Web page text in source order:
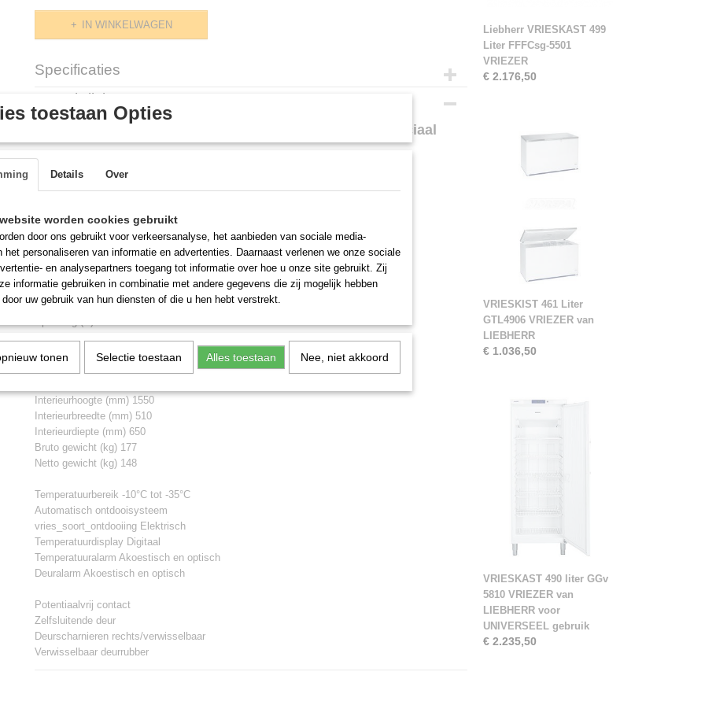
IN WINKELWAGEN
Specificaties
Productcode
Omschrijving
VRIESKAST BGPV6520 VRIEZER van LIEBHERR speciaal
voor de BAKKERIJ
Model BGPV6520
Kleur deur Wit
Materiaal interieur Chroomnikkelstaal
Energieverbruik per jaar (kWh) 2007
Energiekosten per jaar (€) 442
Bruto inhoud totaal (liter) 601
Netto inhoud totaal (liter) 601
Hoogte (mm) 2150
Interieurhoogte (mm) 1550
Interieurbreedte (mm) 510
Interieurdiepte (mm) 650
Bruto gewicht (kg) 177
Netto gewicht (kg) 148
Temperatuurbereik -10°C tot -35°C
Automatisch ontdooisysteem
vries_soort_ontdooiing Elektrisch
Temperatuurdisplay Digitaal
Temperatuuralarm Akoestisch en optisch
Deuralarm Akoestisch en optisch
Potentiaalvrij contact
Zelfsluitende deur
Deurscharnieren rechts/verwisselbaar
Verwisselbaar deurrubber
Liebherr VRIESKAST 499
Liter FFFCsg-5501
VRIEZER
€ 2.176,50
VRIESKIST 461 Liter
GTL4906 VRIEZER van
LIEBHERR
€ 1.036,50
VRIESKAST 490 liter GGv
5810 VRIEZER van
LIEBHERR voor
UNIVERSEEL gebruik
€ 2.235,50
toestaan Opties
Details Over
worden cookies gebruikt
door ons gebruikt voor verkeersanalyse, het aanbieden van sociale media-
het personaliseren van informatie en advertenties. Daarnaast verlenen we onze sociale
en analysepartners toegang tot informatie over hoe u onze site gebruikt. Zij
informatie gebruiken in combinatie met andere gegevens die zij mogelijk hebben
uw gebruik van hun diensten of die u hen hebt verstrekt.
tonen Selectie toestaan Alles toestaan Nee, niet akkoord